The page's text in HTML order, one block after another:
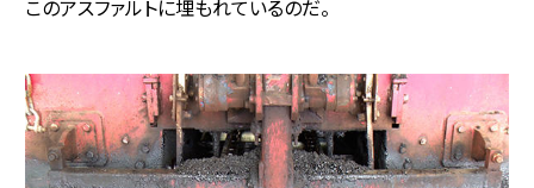
このアスファルトに埋もれているのだ。